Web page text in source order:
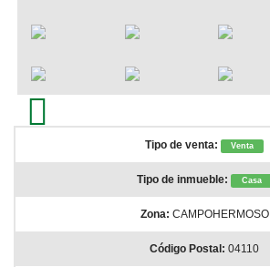
Alquila Cabo de Gata
Tipo de venta: Venta
Tipo de inmueble: Casa
Zona: CAMPOHERMOSO
Código Postal: 04110